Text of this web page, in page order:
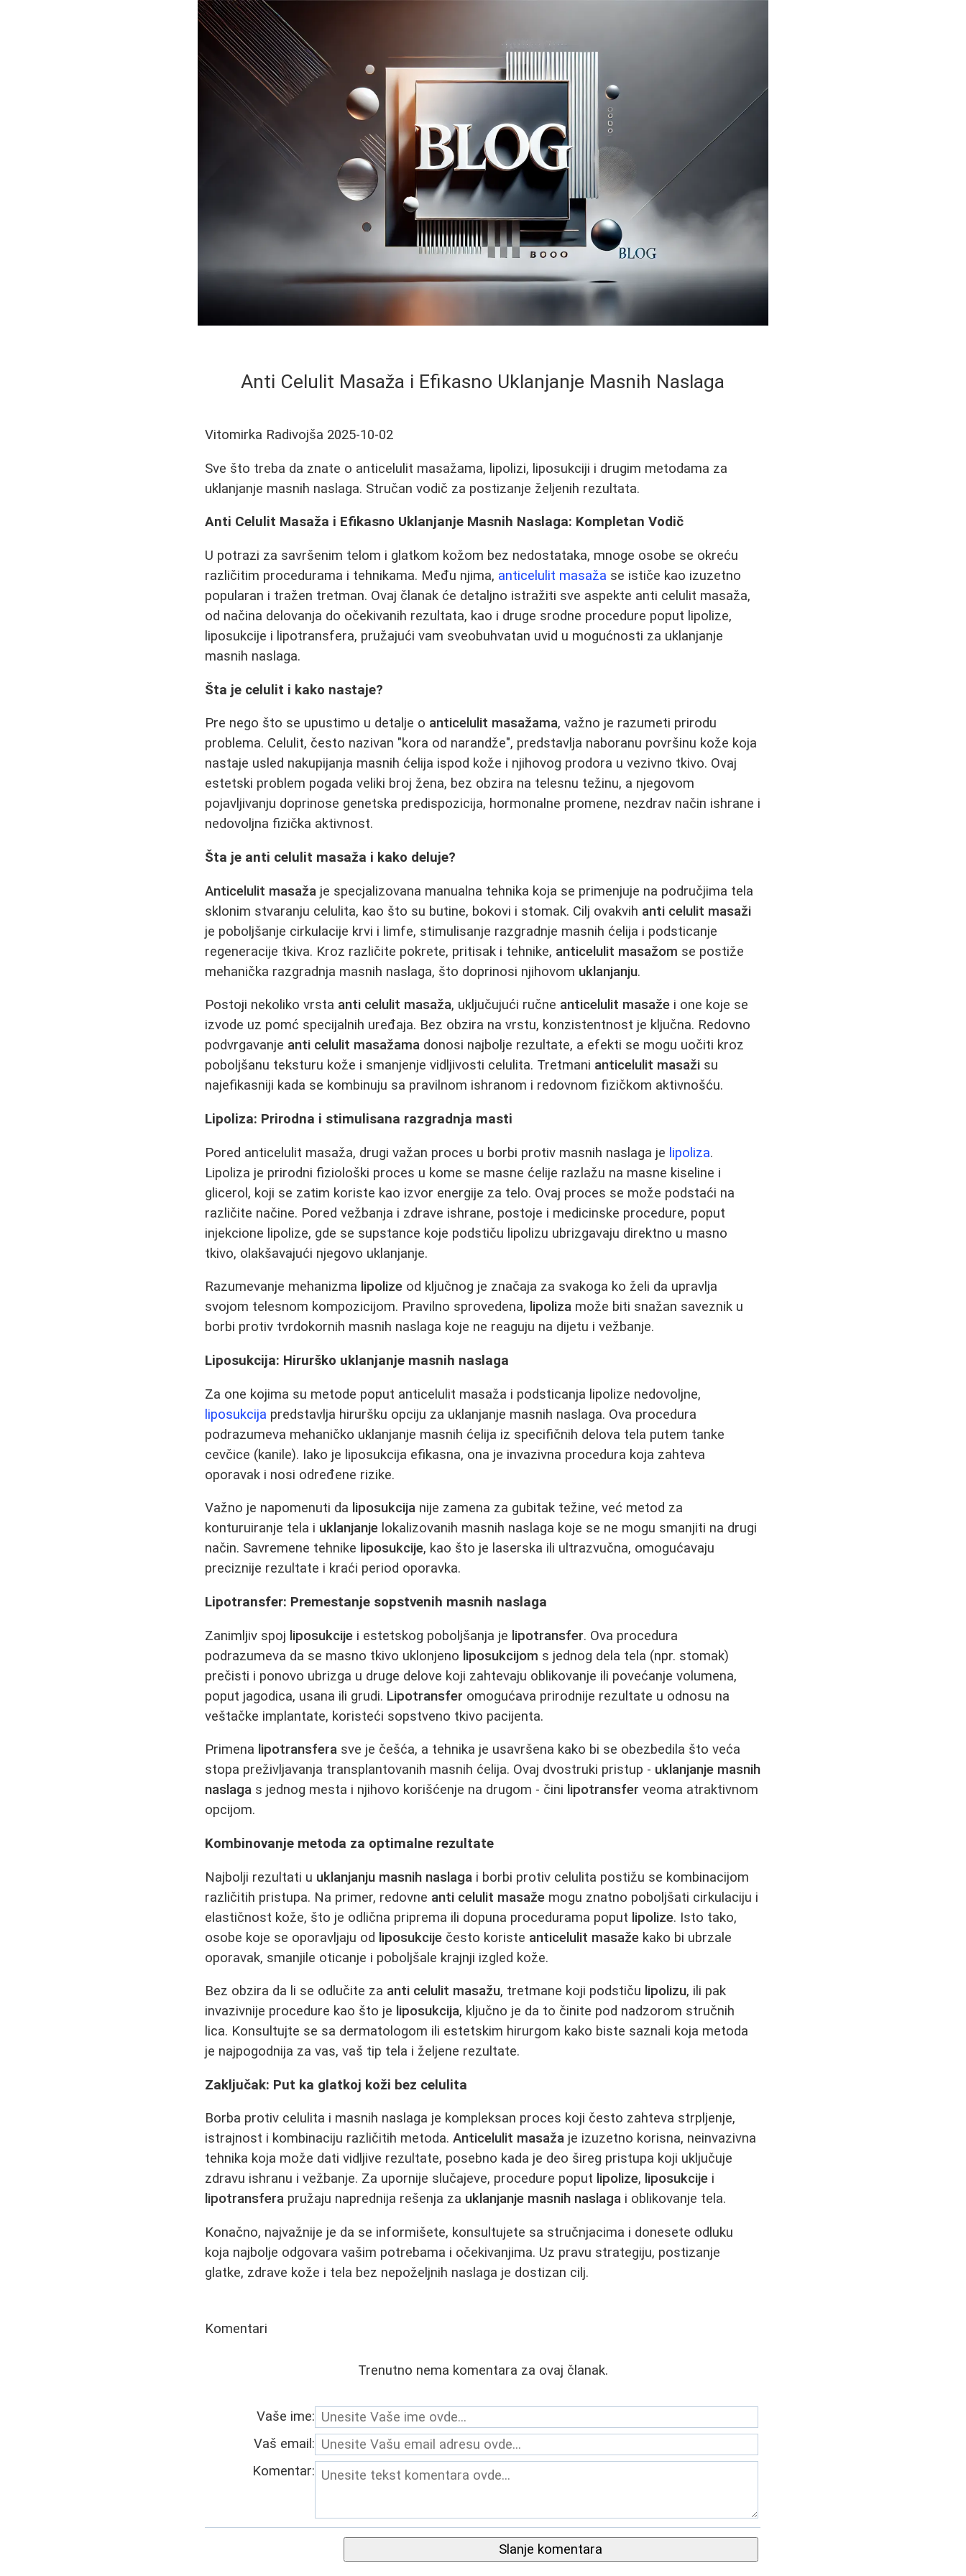
Anti Celulit Masaža i Efikasno Uklanjanje Masnih Naslaga
Vitomirka Radivojša 2025-10-02
Sve što treba da znate o anticelulit masažama, lipolizi, liposukciji i drugim metodama za
uklanjanje masnih naslaga. Stručan vodič za postizanje željenih rezultata.
Anti Celulit Masaža i Efikasno Uklanjanje Masnih Naslaga: Kompletan Vodič
U potrazi za savršenim telom i glatkom kožom bez nedostataka, mnoge osobe se okreću
različitim procedurama i tehnikama. Među njima, anticelulit masaža se ističe kao izuzetno
popularan i tražen tretman. Ovaj članak će detaljno istražiti sve aspekte anti celulit masaža,
od načina delovanja do očekivanih rezultata, kao i druge srodne procedure poput lipolize,
liposukcije i lipotransfera, pružajući vam sveobuhvatan uvid u mogućnosti za uklanjanje
masnih naslaga.
Šta je celulit i kako nastaje?
Pre nego što se upustimo u detalje o anticelulit masažama, važno je razumeti prirodu
problema. Celulit, često nazivan "kora od narandže", predstavlja naboranu površinu kože koja
nastaje usled nakupijanja masnih ćelija ispod kože i njihovog prodora u vezivno tkivo. Ovaj
estetski problem pogada veliki broj žena, bez obzira na telesnu težinu, a njegovom
pojavljivanju doprinose genetska predispozicija, hormonalne promene, nezdrav način ishrane i
nedovoljna fizička aktivnost.
Šta je anti celulit masaža i kako deluje?
Anticelulit masaža je specjalizovana manualna tehnika koja se primenjuje na područjima tela
sklonim stvaranju celulita, kao što su butine, bokovi i stomak. Cilj ovakvih anti celulit masaži
je poboljšanje cirkulacije krvi i limfe, stimulisanje razgradnje masnih ćelija i podsticanje
regeneracije tkiva. Kroz različite pokrete, pritisak i tehnike, anticelulit masažom se postiže
mehanička razgradnja masnih naslaga, što doprinosi njihovom uklanjanju.
Postoji nekoliko vrsta anti celulit masaža, uključujući ručne anticelulit masaže i one koje se
izvode uz pomć specijalnih uređaja. Bez obzira na vrstu, konzistentnost je ključna. Redovno
podvrgavanje anti celulit masažama donosi najbolje rezultate, a efekti se mogu uočiti kroz
poboljšanu teksturu kože i smanjenje vidljivosti celulita. Tretmani anticelulit masaži su
najefikasniji kada se kombinuju sa pravilnom ishranom i redovnom fizičkom aktivnošću.
Lipoliza: Prirodna i stimulisana razgradnja masti
Pored anticelulit masaža, drugi važan proces u borbi protiv masnih naslaga je lipoliza.
Lipoliza je prirodni fiziološki proces u kome se masne ćelije razlažu na masne kiseline i
glicerol, koji se zatim koriste kao izvor energije za telo. Ovaj proces se može podstaći na
različite načine. Pored vežbanja i zdrave ishrane, postoje i medicinske procedure, poput
injekcione lipolize, gde se supstance koje podstiču lipolizu ubrizgavaju direktno u masno
tkivo, olakšavajući njegovo uklanjanje.
Razumevanje mehanizma lipolize od ključnog je značaja za svakoga ko želi da upravlja
svojom telesnom kompozicijom. Pravilno sprovedena, lipoliza može biti snažan saveznik u
borbi protiv tvrdokornih masnih naslaga koje ne reaguju na dijetu i vežbanje.
Liposukcija: Hirurško uklanjanje masnih naslaga
Za one kojima su metode poput anticelulit masaža i podsticanja lipolize nedovoljne,
liposukcija predstavlja hiruršku opciju za uklanjanje masnih naslaga. Ova procedura
podrazumeva mehaničko uklanjanje masnih ćelija iz specifičnih delova tela putem tanke
cevčice (kanile). Iako je liposukcija efikasna, ona je invazivna procedura koja zahteva
oporavak i nosi određene rizike.
Važno je napomenuti da liposukcija nije zamena za gubitak težine, već metod za
konturuiranje tela i uklanjanje lokalizovanih masnih naslaga koje se ne mogu smanjiti na drugi
način. Savremene tehnike liposukcije, kao što je laserska ili ultrazvučna, omogućavaju
preciznije rezultate i kraći period oporavka.
Lipotransfer: Premestanje sopstvenih masnih naslaga
Zanimljiv spoj liposukcije i estetskog poboljšanja je lipotransfer. Ova procedura
podrazumeva da se masno tkivo uklonjeno liposukcijom s jednog dela tela (npr. stomak)
prečisti i ponovo ubrizga u druge delove koji zahtevaju oblikovanje ili povećanje volumena,
poput jagodica, usana ili grudi. Lipotransfer omogućava prirodnije rezultate u odnosu na
veštačke implantate, koristeći sopstveno tkivo pacijenta.
Primena lipotransfera sve je češća, a tehnika je usavršena kako bi se obezbedila što veća
stopa preživljavanja transplantovanih masnih ćelija. Ovaj dvostruki pristup - uklanjanje masnih
naslaga s jednog mesta i njihovo korišćenje na drugom - čini lipotransfer veoma atraktivnom
opcijom.
Kombinovanje metoda za optimalne rezultate
Najbolji rezultati u uklanjanju masnih naslaga i borbi protiv celulita postižu se kombinacijom
različitih pristupa. Na primer, redovne anti celulit masaže mogu znatno poboljšati cirkulaciju i
elastičnost kože, što je odlična priprema ili dopuna procedurama poput lipolize. Isto tako,
osobe koje se oporavljaju od liposukcije često koriste anticelulit masaže kako bi ubrzale
oporavak, smanjile oticanje i poboljšale krajnji izgled kože.
Bez obzira da li se odlučite za anti celulit masažu, tretmane koji podstiču lipolizu, ili pak
invazivnije procedure kao što je liposukcija, ključno je da to činite pod nadzorom stručnih
lica. Konsultujte se sa dermatologom ili estetskim hirurgom kako biste saznali koja metoda
je najpogodnija za vas, vaš tip tela i željene rezultate.
Zaključak: Put ka glatkoj koži bez celulita
Borba protiv celulita i masnih naslaga je kompleksan proces koji često zahteva strpljenje,
istrajnost i kombinaciju različitih metoda.Anticelulit masaža je izuzetno korisna, neinvazivna
tehnika koja može dati vidljive rezultate, posebno kada je deo šireg pristupa koji uključuje
zdravu ishranu i vežbanje. Za upornije slučajeve, procedure poput lipolize, liposukcije i
lipotransfera pružaju naprednija rešenja za uklanjanje masnih naslaga i oblikovanje tela.
Konačno, najvažnije je da se informišete, konsultujete sa stručnjacima i donesete odluku
koja najbolje odgovara vašim potrebama i očekivanjima. Uz pravu strategiju, postizanje
glatke, zdrave kože i tela bez nepoželjnih naslaga je dostizan cilj.
Komentari
Trenutno nema komentara za ovaj članak.
Vaše ime:
Vaš email:
Komentar:
Slanje komentara